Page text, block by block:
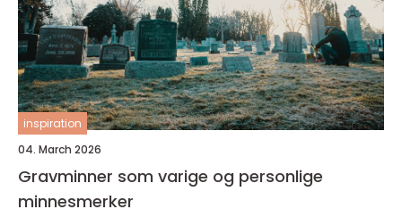
inspiration
04. March 2026
Gravminner som varige og personlige
minnesmerker